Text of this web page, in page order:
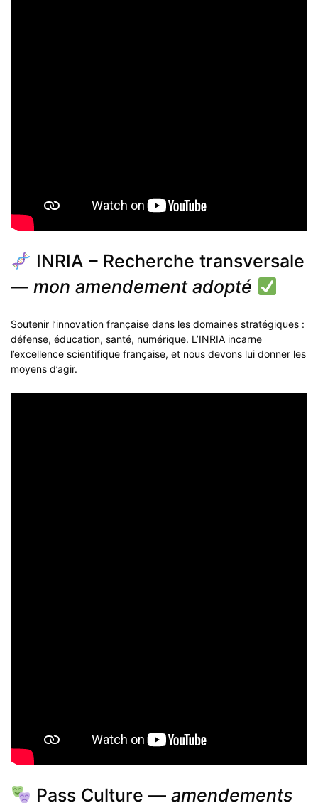
INRIA – Recherche transversale
— mon amendement adopté
Soutenir l’innovation française dans les domaines stratégiques :
défense, éducation, santé, numérique. L’INRIA incarne
l’excellence scientifique française, et nous devons lui donner les
moyens d’agir.
Pass Culture — amendements